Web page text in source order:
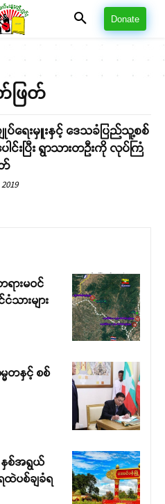
Donate
ြတ်
ပ်ရေးမှူးနှင့် ဒေသခံပြည်သူ့စစ်
ါင်းပြီး ရွာသားတဦးကို လုပ်ကြံ
ားမဝင်
ားများ
တနှင့် စစ်
နှစ်အရွယ်
ထဲပစ်ချခံရ